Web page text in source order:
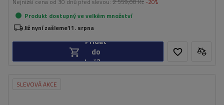
Produkt dostupný ve velkém množství
Již nyní zašleme11. srpna
Přidat
do
košíku
SLEVOVÁ AKCE